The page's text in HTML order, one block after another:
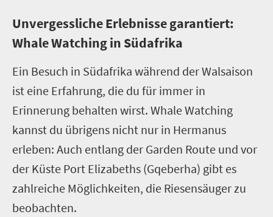
Unvergessliche Erlebnisse garantiert:
Whale Watching in Südafrika
Ein Besuch in Südafrika während der Walsaison
ist eine Erfahrung, die du für immer in
Erinnerung behalten wirst. Whale Watching
kannst du übrigens nicht nur in Hermanus
erleben: Auch entlang der Garden Route und vor
der Küste Port Elizabeths (Gqeberha) gibt es
zahlreiche Möglichkeiten, die Riesensäuger zu
beobachten.